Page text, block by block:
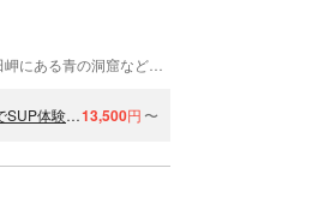
【青の洞窟・貸切体験ダイビング&SUP・読谷村】初心者大歓迎体験ダイビング☆透明度抜群の海でSUP体験‼《沖縄の海を満喫できるセットプラン♪》13,500円 〜